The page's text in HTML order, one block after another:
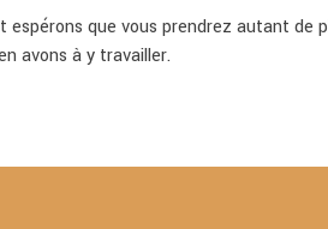
espérons que vous prendrez autant de
avons à y travailler.